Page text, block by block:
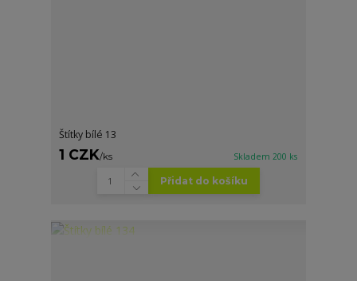
Štítky bílé 13
1 CZK/ks Skladem 200 ks
Přidat do košíku